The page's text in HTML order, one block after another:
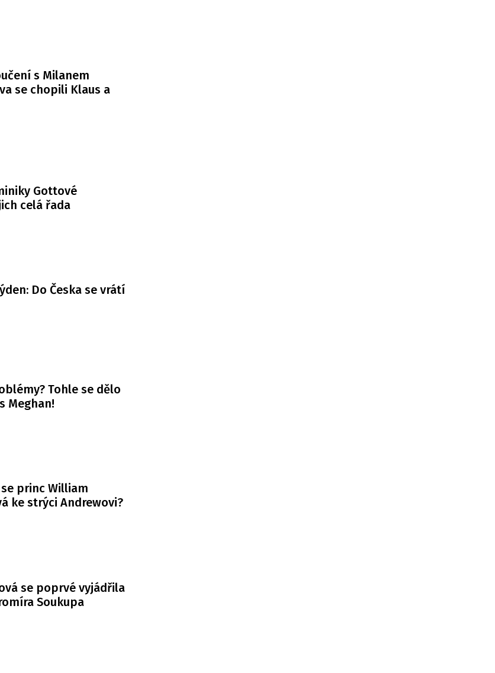
s Milanem
se chopili Klaus a
Gottové
celá řada
Do Česka se vrátí
Tohle se dělo
Meghan!
princ William
ke strýci Andrewovi?
se poprvé vyjádřila
Soukupa